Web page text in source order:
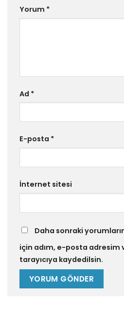
Yorum *
Ad *
E-posta *
İnternet sitesi
Daha sonraki
için adım, e-posta adresim
tarayıcıya kaydedilsin.